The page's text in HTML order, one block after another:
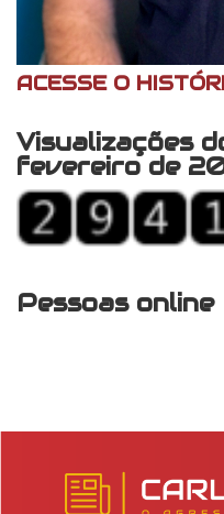
ACESSE O
Visualizações
fevereiro de
Pessoas online